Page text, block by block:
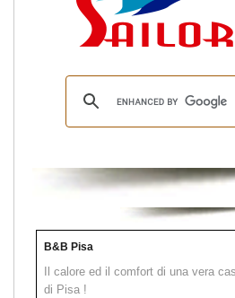
B&B Pisa
Il calore ed il comfort di una vera
di Pisa !